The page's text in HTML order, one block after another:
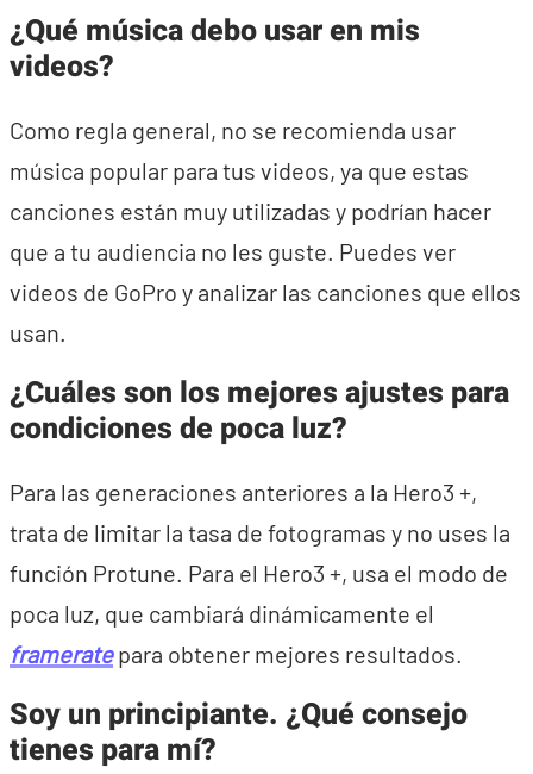
¿Qué música debo usar en mis
videos?
Como regla general, no se recomienda usar
música popular para tus videos, ya que estas
canciones están muy utilizadas y podrían hacer
que a tu audiencia no les guste. Puedes ver
videos de GoPro y analizar las canciones que ellos
usan.
¿Cuáles son los mejores ajustes para
condiciones de poca luz?
Para las generaciones anteriores a la Hero3 +,
trata de limitar la tasa de fotogramas y no uses la
función Protune. Para el Hero3 +, usa el modo de
poca luz, que cambiará dinámicamente el
frameratepara obtener mejores resultados.
Soy un principiante. ¿Qué consejo
tienes para mí?